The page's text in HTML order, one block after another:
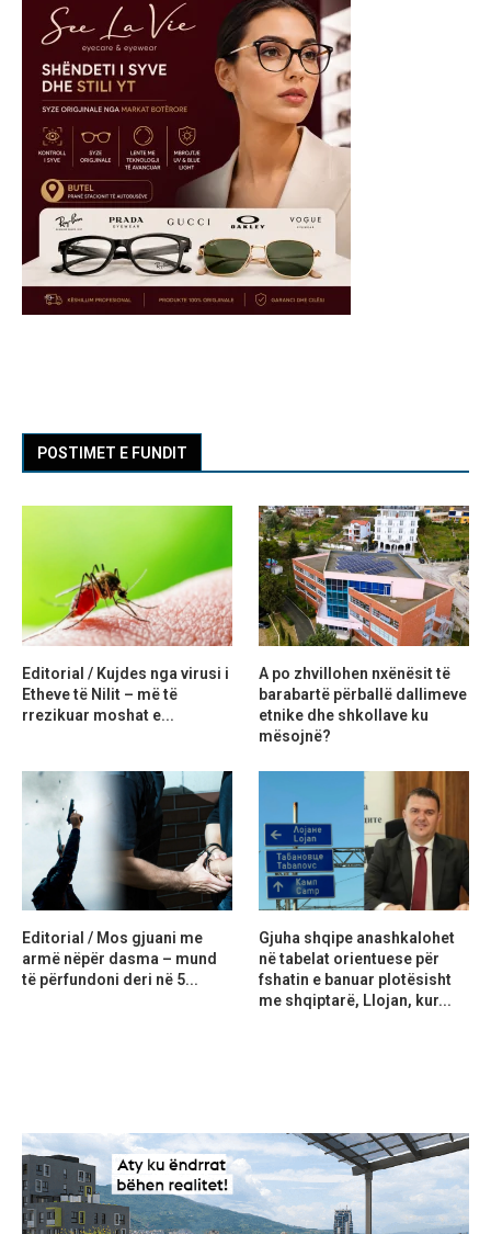
POSTIMET E FUNDIT
Editorial / Kujdes nga virusi i
Etheve të Nilit – më të
rrezikuar moshat e...
A po zhvillohen nxënësit të
barabartë përballë dallimeve
etnike dhe shkollave ku
mësojnë?
Editorial / Mos gjuani me
armë nëpër dasma – mund
të përfundoni deri në 5...
Gjuha shqipe anashkalohet
në tabelat orientuese për
fshatin e banuar plotësisht
me shqiptarë, Llojan, kur...